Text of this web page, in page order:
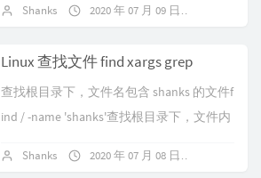
体在通常的软...
Shanks 2020 年 07 月 09 日
Linux 查找文件 find xargs grep
查找根目录下，文件名包含 shanks 的文件f
ind / -name 'shanks'查找根目录下，文件内
Shanks 2020 年 07 月 08 日